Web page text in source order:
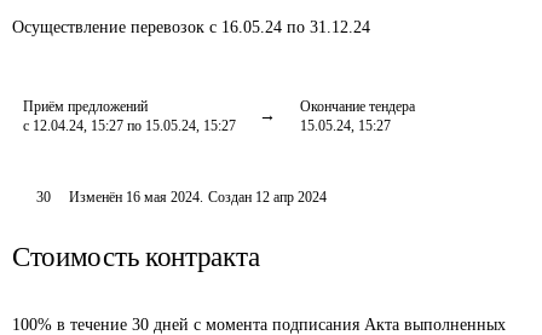
Осуществление перевозок с 16.05.24 по 31.12.24
Приём предложений
с 12.04.24, 15:27 по 15.05.24, 15:27
Окончание тендера
15.05.24, 15:27
30 Изменён 16 мая 2024. Создан 12 апр 2024
Стоимость контракта
100% в течение 30 дней с момента подписания Акта выполненных